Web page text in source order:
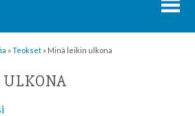
»Teokset » Minä leikin ulkona